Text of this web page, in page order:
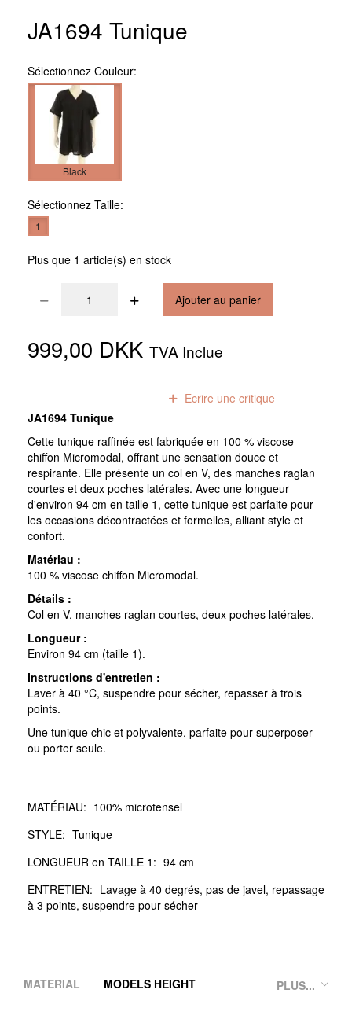
JA1694 Tunique
Sélectionnez Couleur:
Black
Sélectionnez Taille:
1
Plus que 1 article(s) en stock
Ajouter au panier
999,00 DKK TVA Inclue
Ecrire une critique
JA1694 Tunique
Cette tunique raffinée est fabriquée en 100 % viscose
chiffon Micromodal, offrant une sensation douce et
respirante. Elle présente un col en V, des manches raglan
courtes et deux poches latérales. Avec une longueur
d'environ 94 cm en taille 1, cette tunique est parfaite pour
les occasions décontractées et formelles, alliant style et
confort.
Matériau :
100 % viscose chiffon Micromodal.
Détails :
Col en V, manches raglan courtes, deux poches latérales.
Longueur :
Environ 94 cm (taille 1).
Instructions d'entretien :
Laver à 40 °C, suspendre pour sécher, repasser à trois
points.
Une tunique chic et polyvalente, parfaite pour superposer
ou porter seule.
MATÉRIAU: 100% microtensel
STYLE: Tunique
LONGUEUR en TAILLE 1: 94 cm
ENTRETIEN: Lavage à 40 degrés, pas de javel, repassage
à 3 points, suspendre pour sécher
PLUS...
MATERIAL MODELS HEIGHT